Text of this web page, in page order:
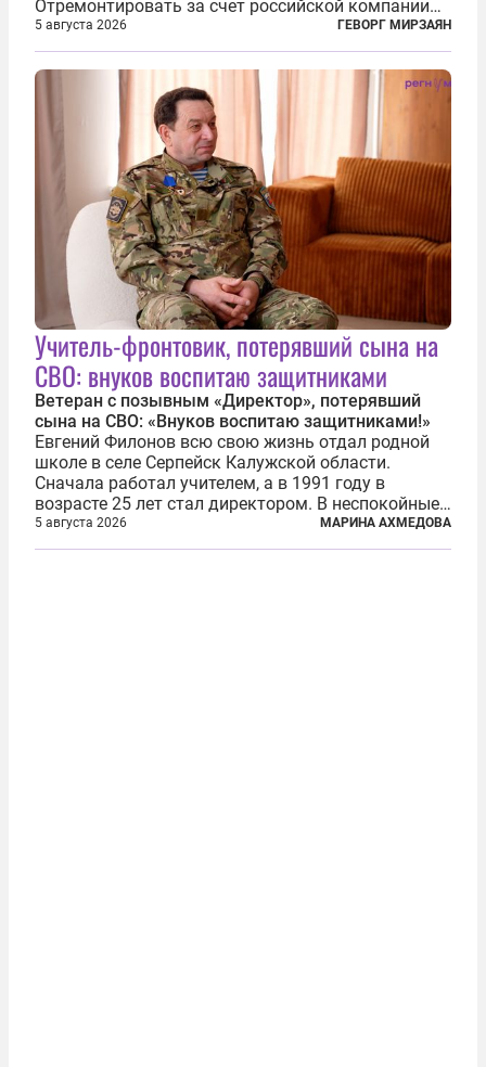
Отремонтировать за счет российской компании
железнодорожную инфраструктуру в районе
прохождения TRIPP (коридора, который должен
связать Азербайджан и Турцию через...
5 августа 2026 ГЕВОРГ МИРЗАЯН
Учитель-фронтовик, потерявший сына на
СВО: внуков воспитаю защитниками
Ветеран с позывным «Директор», потерявший
сына на СВО: «Внуков воспитаю защитниками!»
Евгений Филонов всю свою жизнь отдал родной
школе в селе Серпейск Калужской области.
Сначала работал учителем, а в 1991 году в
возрасте 25 лет стал директором. В неспокойные
90-е он сумел спасти школу от закрытия и со
временем сделал ее лучшей в районе. В 2023 году
5 августа 2026 МАРИНА АХМЕДОВА